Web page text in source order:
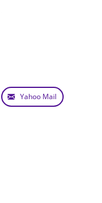
Yahoo Mail